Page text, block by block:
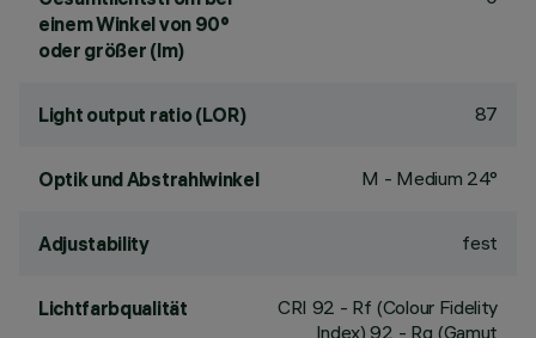
einem Winkel von 90°
oder größer (lm)
Light output ratio (LOR) 87
Optik und Abstrahlwinkel M - Medium 24°
Adjustability fest
Lichtfarbqualität CRI 92 - Rf (Colour Fidelity
Index) 92 - Rg (Gamut